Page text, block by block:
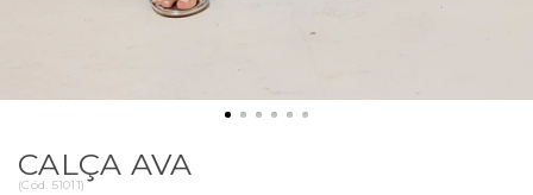
CALÇA AVA
(Cód. 51011)